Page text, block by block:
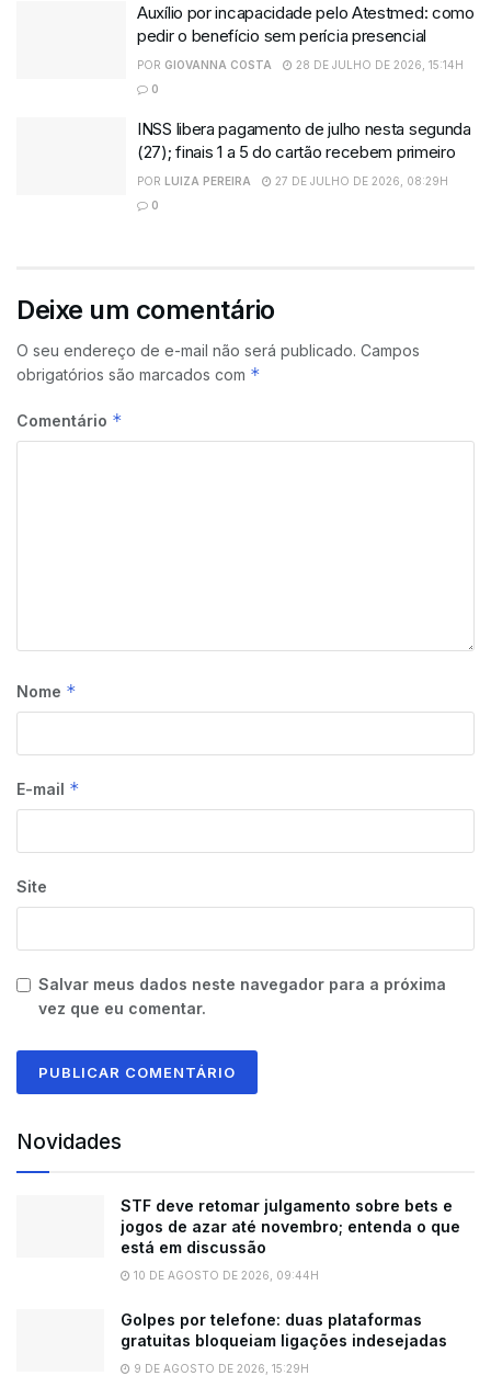
Auxílio por incapacidade pelo Atestmed: como
pedir o benefício sem perícia presencial
POR GIOVANNA COSTA
28 DE JULHO DE 2026, 15:14H
0
INSS libera pagamento de julho nesta segunda
(27); finais 1 a 5 do cartão recebem primeiro
POR LUIZA PEREIRA
27 DE JULHO DE 2026, 08:29H
0
Deixe um comentário
O seu endereço de e-mail não será publicado. Campos
obrigatórios são marcados com *
Comentário *
Nome *
E-mail *
Site
Salvar meus dados neste navegador para a próxima
vez que eu comentar.
Novidades
STF deve retomar julgamento sobre bets e
jogos de azar até novembro; entenda o que
está em discussão
10 DE AGOSTO DE 2026, 09:44H
Golpes por telefone: duas plataformas
gratuitas bloqueiam ligações indesejadas
9 DE AGOSTO DE 2026, 15:29H